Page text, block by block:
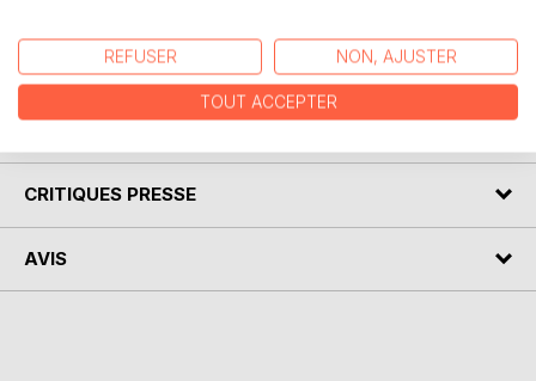
by chapter), the reasons for its success, its main themes,
and a study of the literary movement of the book.
CRITIQUES PRESSE
AVIS
REFUSER NON, AJUSTER
TOUT ACCEPTER